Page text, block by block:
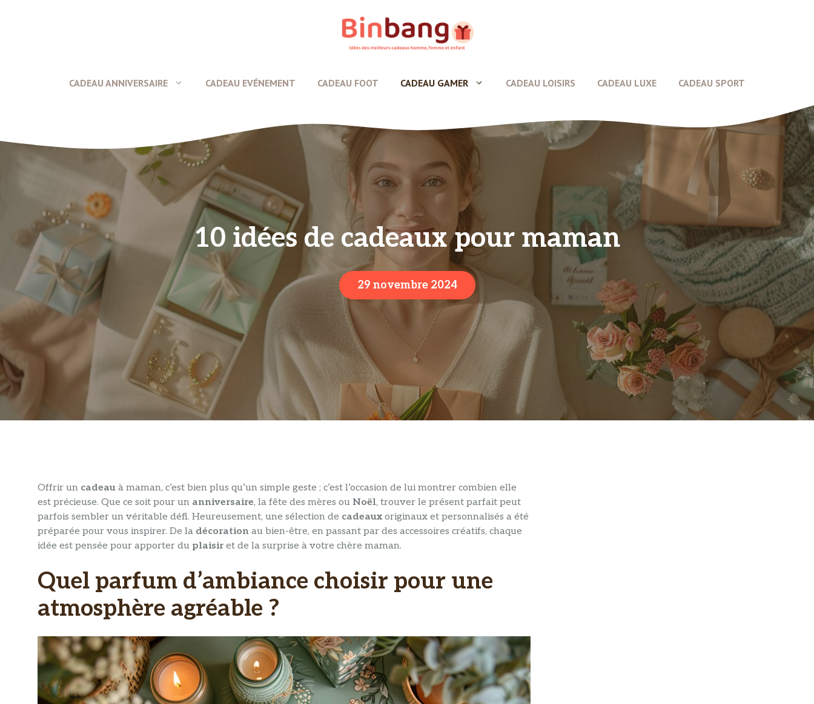
CADEAU ANNIVERSAIRE CADEAU EVÉNEMENT CADEAU FOOT CADEAU GAMER CADEAU LOISIRS CADEAU LUXE CADEAU SPORT
10 idées de cadeaux pour maman
29 novembre 2024
Offrir un cadeau à maman, c’est bien plus qu’un simple geste ; c’est l’occasion de lui montrer combien elle
est précieuse. Que ce soit pour un anniversaire, la fête des mères ou Noël, trouver le présent parfait peut
parfois sembler un véritable défi. Heureusement, une sélection de cadeaux originaux et personnalisés a été
préparée pour vous inspirer. De la décoration au bien-être, en passant par des accessoires créatifs, chaque
idée est pensée pour apporter du plaisiret de la surprise à votre chère maman.
Quel parfum d’ambiance choisir pour une
atmosphère agréable ?